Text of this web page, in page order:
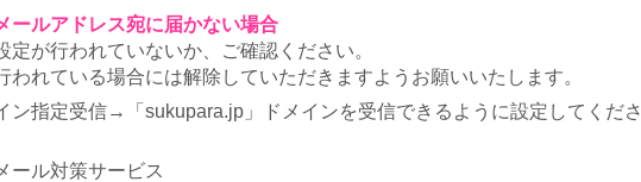
ールアドレス宛に届かない場合
定が行われていないか、ご確認ください。
われている場合には解除していただきますようお願いいたします。
ン指定受信→「sukupara.jp」ドメインを受信できるように設定してくださ
ール対策サービス